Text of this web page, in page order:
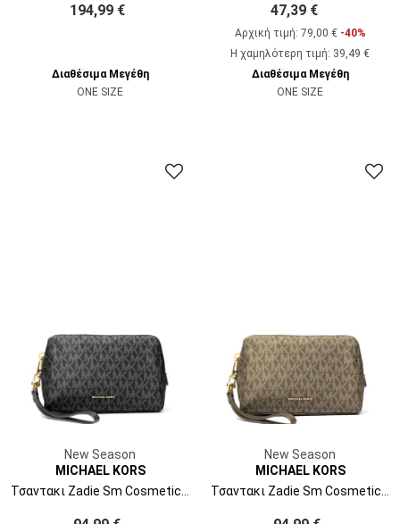
194,99 €
Διαθέσιμα Μεγέθη
ONE SIZE
47,39 €
Αρχική τιμή: 79,00 € -40%
Η χαμηλότερη τιμή: 39,49 €
Διαθέσιμα Μεγέθη
ONE SIZE
New Season
MICHAEL KORS
New Season
MICHAEL KORS